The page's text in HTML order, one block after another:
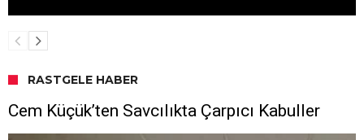
RASTGELE HABER
Cem Küçük’ten Savcılıkta Çarpıcı Kabuller